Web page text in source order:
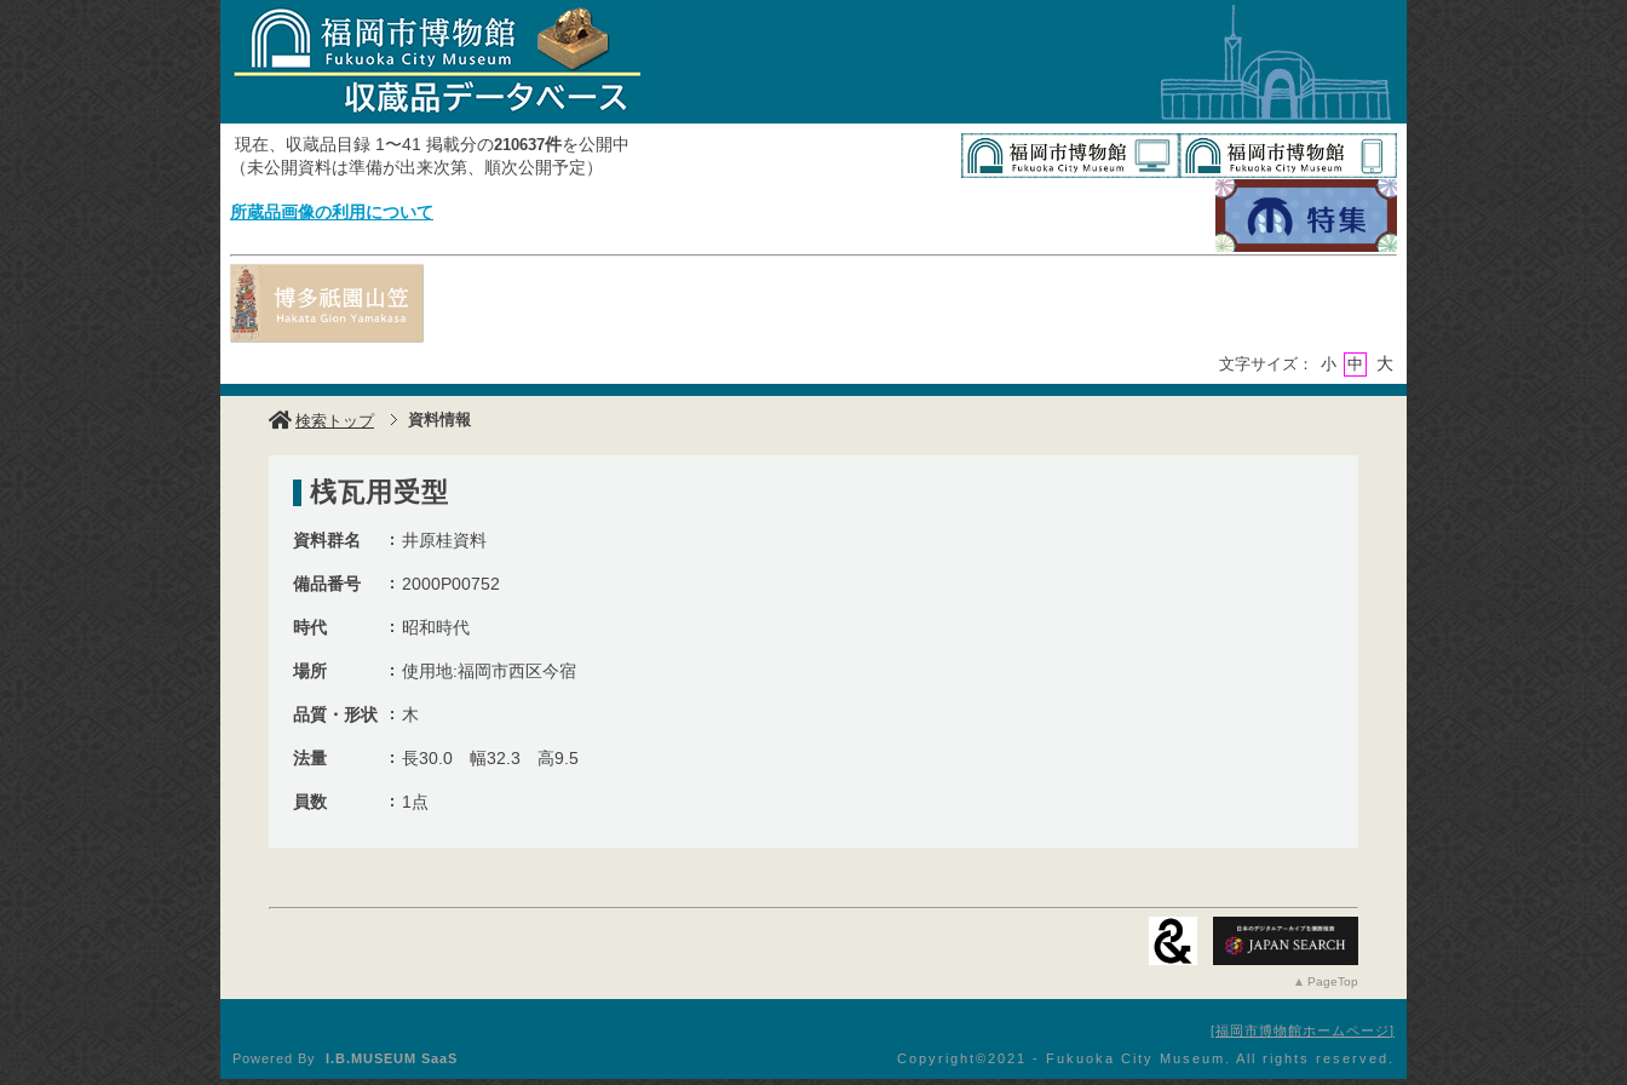
現在、収蔵品目録 1〜41 掲載分の210637件を公開中
（未公開資料は準備が出来次第、順次公開予定）
所蔵品画像の利用について
文字サイズ： 小 中 大
検索トップ 資料情報
桟瓦用受型
資料群名 井原桂資料
備品番号 2000P00752
時代 昭和時代
場所 使用地:福岡市西区今宿
品質・形状 木
法量 長30.0 幅32.3 高9.5
員数 1点
PageTop
福岡市博物館ホームページ
Copyright©︎2021 - Fukuoka City Museum. All rights reserved.
Powered By I.B.MUSEUM SaaS